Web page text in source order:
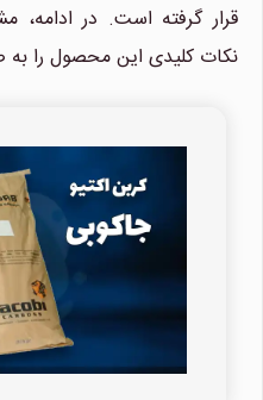
قرار گرفته است. در ادامه،
نکات کلیدی این محصول را به